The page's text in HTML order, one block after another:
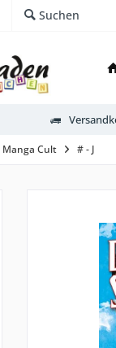
Suchen
Manga Cult # - J